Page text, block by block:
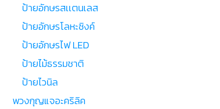
ป้ายอักษรสเเตนเลส
ป้ายอักษรโลหะซิงค์
ป้ายอักษรไฟ LED
ป้ายไม้ธรรมชาติ
ป้ายไวนิล
พวงกุญแจอะคริลิค